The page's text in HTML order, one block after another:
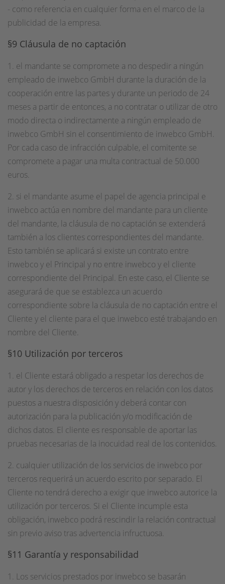
- como referencia en cualquier forma en el marco de la
publicidad de la empresa.
§9 Cláusula de no captación
1. el mandante se compromete a no despedir a ningún
empleado de inwebco GmbH durante la duración de la
cooperación entre las partes y durante un periodo de 24
meses a partir de entonces, a no contratar o utilizar de otro
modo directa o indirectamente a ningún empleado de
inwebco GmbH sin el consentimiento de inwebco GmbH.
Por cada caso de infracción culpable, el comitente se
compromete a pagar una multa contractual de 50.000
euros.
2. si el mandante asume el papel de agencia principal e
inwebco actúa en nombre del mandante para un cliente
del mandante, la cláusula de no captación se extenderá
también a los clientes correspondientes del mandante.
Esto también se aplicará si existe un contrato entre
inwebco y el Principal y no entre inwebco y el cliente
correspondiente del Principal. En este caso, el Cliente se
asegurará de que se establezca un acuerdo
correspondiente sobre la cláusula de no captación entre el
Cliente y el cliente para el que inwebco esté trabajando en
nombre del Cliente.
§10 Utilización por terceros
1. el Cliente estará obligado a respetar los derechos de
autor y los derechos de terceros en relación con los datos
puestos a nuestra disposición y deberá contar con
autorización para la publicación y/o modificación de
dichos datos. El cliente es responsable de aportar las
pruebas necesarias de la inocuidad real de los contenidos.
2. cualquier utilización de los servicios de inwebco por
terceros requerirá un acuerdo escrito por separado. El
Cliente no tendrá derecho a exigir que inwebco autorice la
utilización por terceros. Si el Cliente incumple esta
obligación, inwebco podrá rescindir la relación contractual
sin previo aviso tras advertencia infructuosa.
§11 Garantía y responsabilidad
1. Los servicios prestados por inwebco se basarán